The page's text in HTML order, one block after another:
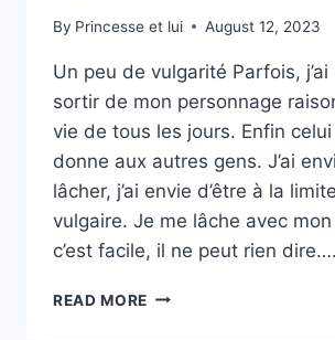
By Princesse et lui August 12, 2023
Un peu de vulgarité Parfois,
sortir de mon personnage
vie de tous les jours. Enfin
donne aux autres gens. J’ai
lâcher, j’ai envie d’être à la
vulgaire. Je me lâche avec
c’est facile, il ne peut rien dire….
READ MORE ABUSER